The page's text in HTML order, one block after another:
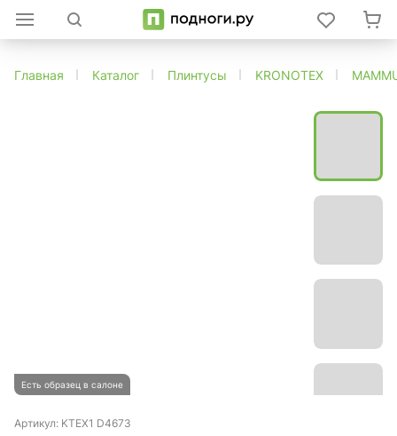
Главная Каталог Плинтусы KRONOTEX
Есть образец в салоне
Артикул: KTEX1 D4673